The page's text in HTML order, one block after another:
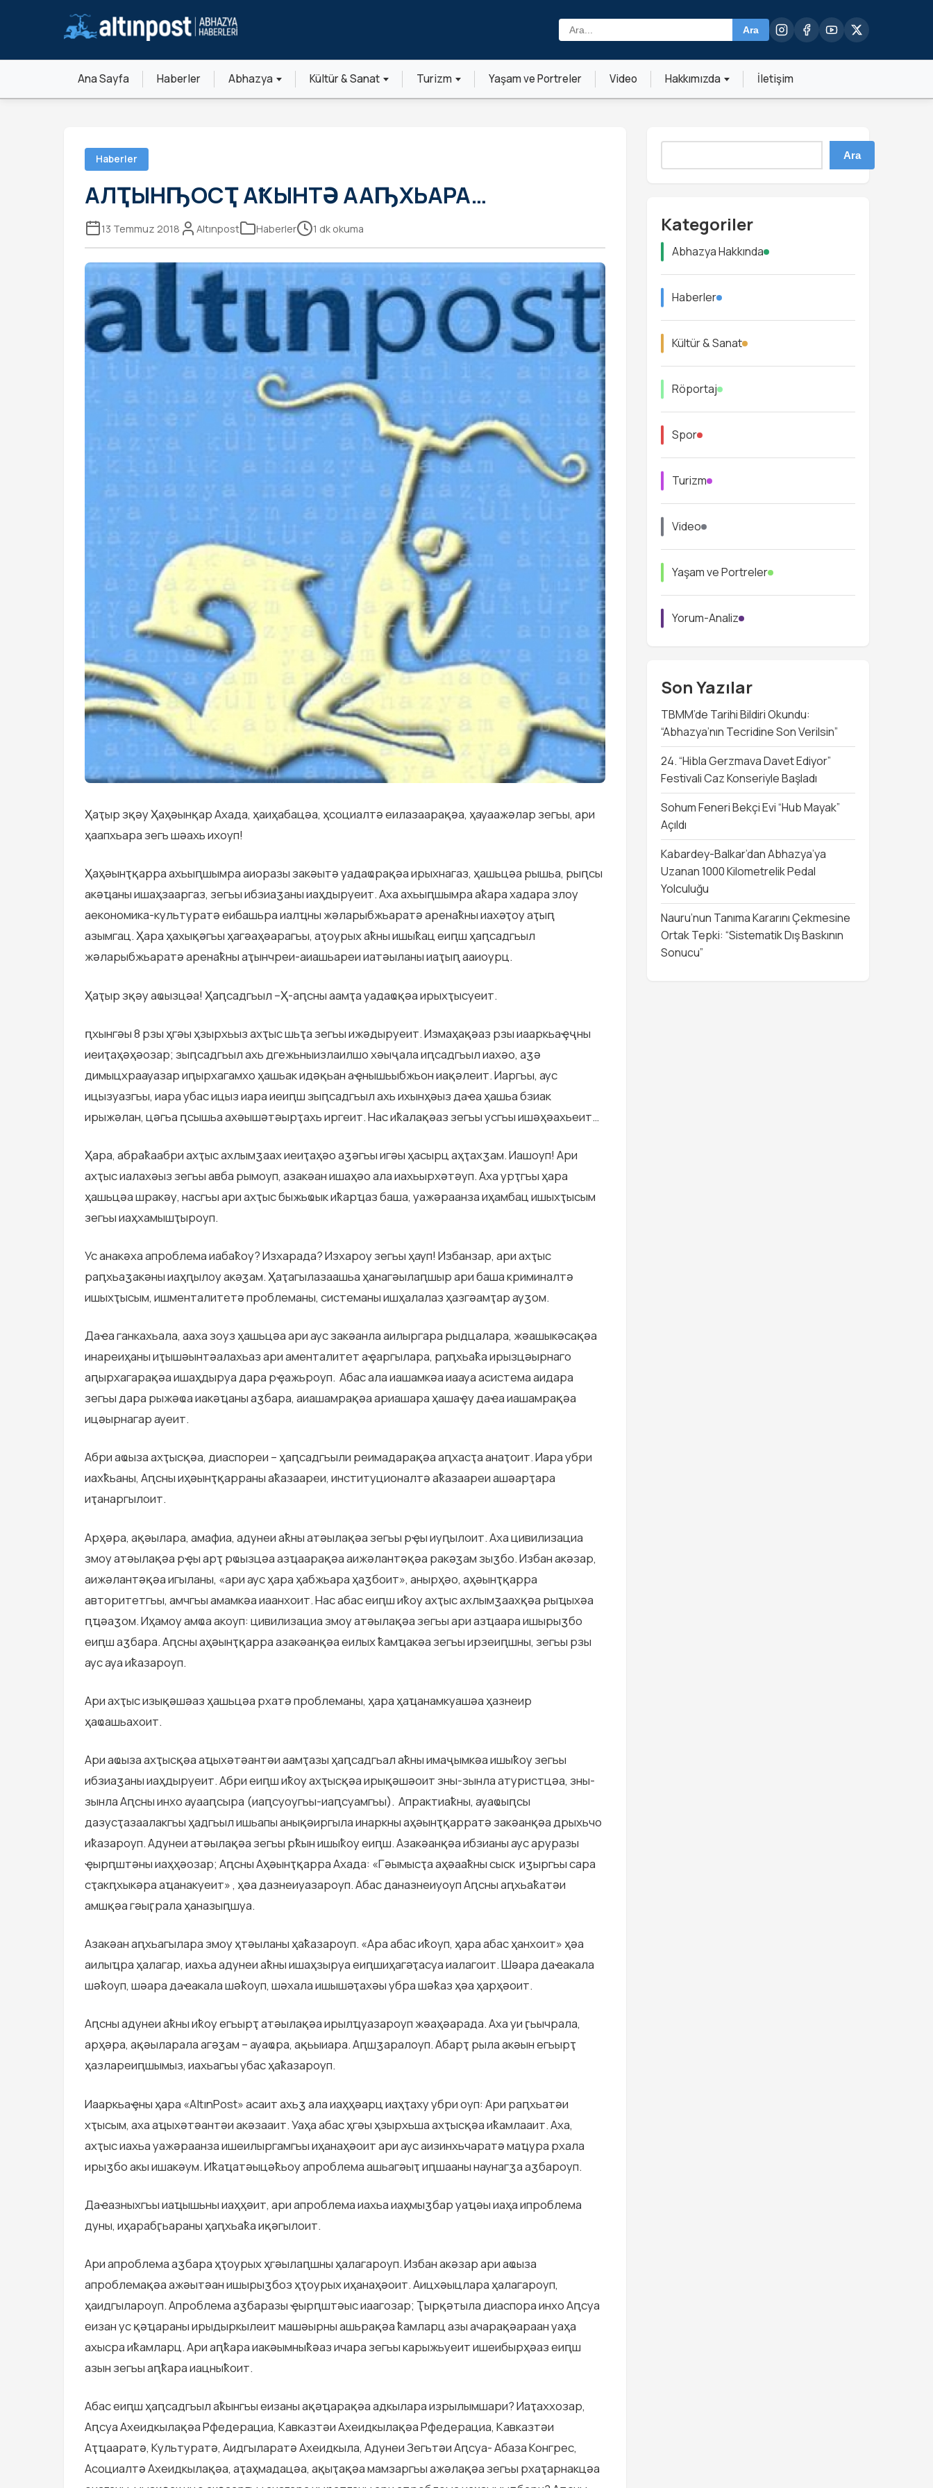
Ara: Ara
Ana Sayfa Haberler Abhazya Kültür & Sanat Turizm Yaşam ve Portreler Video Hakkımızda İletişim
Haberler
АЛҬЫНҦОСҬ АҞЫНТӘ ААҦХЬАРА…
13 Temmuz 2018 Altınpost Haberler 1 dk okuma
Ҳaҭыр зқәу Ҳаҳәынқар Ахада, ҳаиҳабацәа, ҳсоциалтә еилазаарақәа, ҳауаажәлар зегьы, ари
ҳаапхьара зегь шәахь ихоуп!
Ҳаҳәынҭқарра ахьыԥшымра аиоразы закәытә уадаҩрақәа ирыхнагаз, ҳашьцәа рышьа, рыԥсы
акәҵаны ишаҳзааргаз, зегьы ибзиаӡаны иаҳдыруеит. Аха ахьыԥшымра аҟара хадара злоу
аекономика-культуратә еибашьра иалҵны жәларыбжьаратә аренаҟны иахәҭоу аҭыԥ
азымгац. Ҳара ҳахықәгьы ҳагәаҳәарагьы, аҭоурых аҟны ишыҟац еиԥш ҳаԥсадгьыл
жәларыбжьаратә аренаҟны аҭынчреи-аиашьареи иатәыланы иаҭыԥ ааиоурц.
Ҳаҭыр зқәу аҩызцәа! Ҳаԥсадгьыл –Ҳ-аԥсны аамҭа уадаҩқәа ирыхҭысуеит.
ԥхынгәы 8 рзы ҳгәы ҳзырхьыз ахҭыс шьҭа зегьы ижәдыруеит. Измаҳақәаз рзы иааркьаҿҷны
иеиҭаҳәҳәозар; зыԥсадгьыл ахь дгежьныизлаилшо хәыҷала иԥсадгьыл иахәо, аӡә
димыцхраауазар иԥырхагамхо ҳашьак идәқьан аҿнышьыбжьон иақәлеит. Иаргьы, аус
ицызуазгьы, иара убас ицыз иара иеиԥш зыԥсадгьыл ахь ихынҳәыз даҽа ҳашьа бзиак
ирыжәлан, цәгьа ԥсышьа ахәышәтәырҭахь иргеит. Нас иҟалақәаз зегьы усгьы ишәҳәахьеит…
Ҳара, абраҟaабри ахҭыс ахлымӡаах иеиҭаҳәо аӡәгьы игәы ҳасырц аҳҭахӡам. Иашоуп! Ари
ахҭыс иалахәыз зегьы авба рымоуп, азакәан ишаҳәо ала иaхьырхәтәуп. Аха урҭгьы ҳара
ҳашьцәа шракәу, насгьы ари ахҭыс быжьҩык иҟарҵаз баша, уажәраанза иҳамбац ишыхҭысым
зегьы иаҳхамышҭыроуп.
Ус анакәха апроблема иабаҟоу? Изхарада? Изхароу зегьы ҳауп! Избанзар, ари ахҭыс
раԥхьаӡакәны иаҳԥылоу акәӡам. Ҳаҭагылазаашьа ҳанагәылаԥшыр ари баша криминалтә
ишыхҭысым, ишменталитетә проблеманы, системаны ишҳалалаз ҳазгәамҭар ауӡом.
Даҽа ганкахьала, ааха зоуз ҳашьцәа ари аус закәанла аилыргара рыдцалара, жәашыкәсақәа
инареиҳаны иҭышәынтәалахьаз ари аменталитет аҿаргылара, раԥхьаҟа ирызцәырнаго
аԥырхагарақәа ишаҳдыруа дара рҿажьроуп. Абас ала иашамкәа иаауа асистема аидара
зегьы дара рыжәҩа иакәҵаны аӡбара, аиашамрақәа ариашара ҳашаҿу даҽа иашамрақәа
ицәырнагар ауеит.
Абри аҩыза ахҭысқәа, диаспореи – ҳаԥсадгьыли реимадарақәа аԥхасҭа анаҭоит. Иара убри
иахҟьаны, Аԥсны иҳәынҭқарраны аҟазаареи, институционалтә аҟазаареи ашәарҭара
иҭанаргылоит.
Арҳәра, ақәылара, амафиа, адунеи аҟны атәылaқәа зегьы рҿы иуԥылоит. Аха цивилизациа
змоу атәылақәа рҿы арҭ рҩызцәа азҵаарақәа аижәлантәқәа ракәӡам зыӡбо. Избан акәзар,
аижәлантәқәа игыланы, «ари аус ҳара ҳабжьара ҳаӡбоит», анырҳәо, аҳәынҭқарра
авторитетгьы, амчгьы амамкәа иаанхоит. Нас абас еиԥш иҟоу ахҭыс ахлымӡаахқәа рыҵыхәа
ԥҵәаӡом. Иҳамоу aмҩа акоуп: цивилизациа змоу атәылақәа зегьы ари азҵаара ишырыӡбо
еиԥш аӡбара. Аԥсны аҳәынҭқарра азакәанқәа еилых ҟамҵакәа зегьы ирзеиԥшны, зегьы рзы
аус ауа иҟазароуп.
Ари ахҭыс изықәшәаз ҳашьцәа рхатә проблеманы, ҳара ҳаҵанамкуашәа ҳазнеир
ҳаҩашьахоит.
Ари аҩыза ахҭысқәа аҵыхәтәантәи аамҭазы ҳаԥсадгьал аҟны имаҷымкәа ишыҟоу зегьы
ибзиаӡаны иаҳдыруеит. Абри еиԥш иҟоу ахҭысқәа ирықәшәоит зны-зынла атуристцәа, зны-
зынла Аԥсны инхо ауааԥсыра (иаԥсуoугьы-иаԥсуамгьы). Апрактиаҟны, ауаҩыԥсы
дазусҭазаалакгьы ҳадгьыл ишьапы анықәиргыла инаркны аҳәынҭқарратә закәанқәа дрыхьчо
иҟазароуп. Адунеи атәылақәа зегьы рҟын ишыҟоу еиԥш. Азакәанқәа ибзианы аус аруразы
ҿырԥштәны иаҳҳәозар; Аԥсны Аҳәынҭқарра Ахада: «Гәымысҭа аҳәааҟны сыск иӡыргьы сара
сҭакԥхыкәра аҵанакуеит» , ҳәа дазнеиуазароуп. Абас даназнеиуоуп Аԥсны аԥхьаҟатәи
амшқәа гәыӷрала ҳаназыԥшуа.
Азакәан аԥхьагылара змоу ҳтәыланы ҳаҟазароуп. «Ара абас иҟоуп, ҳара абас ҳанхоит» ҳәа
аилыҵра ҳалагар, иахьа адунеи аҟны ишаҳзыруа еиԥшиҳагәҭасуа иалагоит. Шәара даҽакала
шәҟоуп, шәара даҽакала шәҟоуп, шәхала ишышәҭахәы убра шәҟаз ҳәа ҳарҳәоит.
Аԥсны адунеи аҟны иҟоу егьырҭ атәылақәа ирылҵуазароуп жәаҳәарада. Аха уи ӷьычрала,
арҳәра, ақәыларала агәӡам – ауаҩра, ақьыиара. Аԥшӡаралоуп. Абарҭ рыла акәын егьырҭ
ҳазлареиԥшымыз, иахьагьы убас ҳаҟазароуп.
Иааркьаҿны ҳара «AltınPost» асаит ахьӡ ала иаҳҳәарц иаҳҭаху убри оуп: Ари раԥхьатәи
хҭысым, аха аҵыхәтәантәи акәзааит. Уаҳа абас ҳгәы ҳзырхьша ахҭысқәа иҟамлааит. Аха,
ахҭыс иахьа уажәраанза ишеилыргамгьы иҳанаҳәоит ари аус аизинхьчаратә маҵура рхала
ирыӡбо акы ишакәум. Иҟаҵатәыцәҟьоу апроблема ашьагәыҭ иԥшааны наунагӡа аӡбароуп.
Даҽазныхгьы иаҵышьны иаҳҳәит, ари апроблема иахьа иаҳмыӡбар уаҵәы иаҳа ипроблема
дуны, иҳарабӷьараны ҳаԥхьаҟа иқәгылоит.
Ари апроблема аӡбара ҳҭоурых ҳгәылаԥшны ҳалагароуп. Избан акәзар ари аҩыза
апроблемақәа ажәытәан ишырыӡбоз ҳҭоурых иҳанаҳәоит. Аицхәыцлара ҳалагароуп,
ҳаидгылароуп. Апроблема аӡбаразы ҿырԥштәыс иаагозар; Ҭырқәтыла диаспора инхо Аԥсуа
еизан ус қәҵараны ирыдыркылеит машәырны ашьрақәа ҟамларц азы ачарақәараан уаҳа
ахысра иҟамларц. Ари аԥҟара иакәымныҟәаз ичара зегьы карыжьуеит ишеибырҳәаз еиԥш
азын зегьы аԥҟара иацныҟоит.
Абас еиԥш ҳаԥсадгьыл аҟынгьы еизаны ақәҵарақәа адкылара изрылымшари? Иаҭаххозар,
Аԥсуа Ахеидкылақәа Рфедерациа, Кавказтәи Ахеидкылақәа Рфедерациа, Кавказтәи
Аҭҵааратә, Культуратә, Аидгыларатә Ахеидкыла, Адунеи Зегьтәи Аԥсуа- Абаза Конгрес,
Асоциалтә Ахеидкылақәа, аҭаҳмадацәа, ақыҭақәа мамзаргьы ажәлақәа зегьы рхаҭарнакцәа
Ara
Kategoriler
Abhazya Hakkında
Haberler
Kültür & Sanat
Röportaj
Spor
Turizm
Video
Yaşam ve Portreler
Yorum-Analiz
Son Yazılar
TBMM’de Tarihi Bildiri Okundu:
“Abhazya’nın Tecridine Son Verilsin”
24. “Hibla Gerzmava Davet Ediyor”
Festivali Caz Konseriyle Başladı
Sohum Feneri Bekçi Evi “Hub Mayak”
Açıldı
Kabardey-Balkar’dan Abhazya’ya
Uzanan 1000 Kilometrelik Pedal
Yolculuğu
Nauru’nun Tanıma Kararını Çekmesine
Ortak Tepki: “Sistematik Dış Baskının
Sonucu”